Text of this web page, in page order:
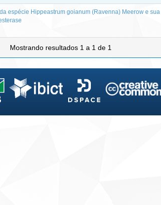
espécie Hippeastrum goianum (Ravenna) Meerow e sua
Mostrando resultados 1 a 1 de 1